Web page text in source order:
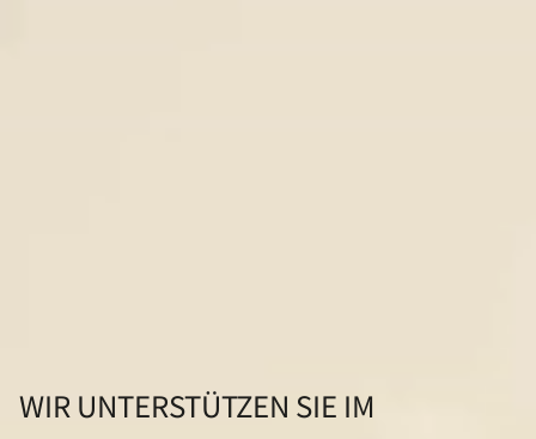
WIR UNTERSTÜTZEN SIE IM